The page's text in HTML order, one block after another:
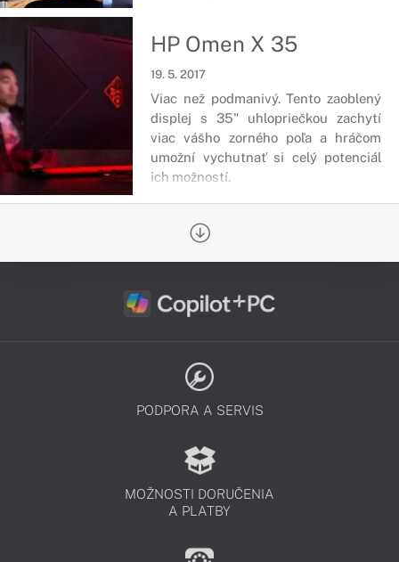
HP Omen X 35
19. 5. 2017
Viac než podmanivý. Tento zaoblený
displej s 35" uhlopriečkou zachytí
viac vášho zorného poľa a hráčom
umožní vychutnať si celý potenciál
ich možností.
PODPORA A SERVIS
MOŽNOSTI DORUČENIA
A PLATBY